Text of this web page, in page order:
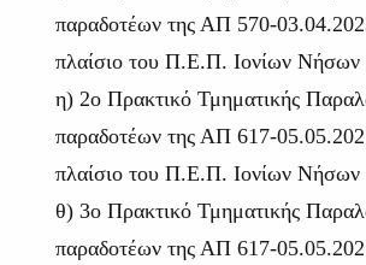
παραδοτέων της ΑΠ 570-
πλαίσιο του Π.Ε.Π. Ιονίων Νήσων
η) 2ο Πρακτικό Τμηματικής
παραδοτέων της ΑΠ 617-
πλαίσιο του Π.Ε.Π. Ιονίων Νήσων
θ) 3ο Πρακτικό Τμηματικής
παραδοτέων της ΑΠ 617-